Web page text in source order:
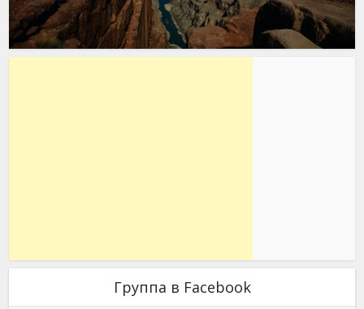
Группа в Facebook